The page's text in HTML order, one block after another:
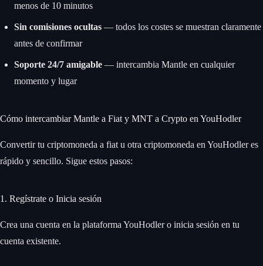
menos de 10 minutos
Sin comisiones ocultas — todos los costes se muestran claramente
antes de confirmar
Soporte 24/7 amigable — intercambia Mantle en cualquier
momento y lugar
Cómo intercambiar Mantle a Fiat y MNT a Crypto en YouHodler
Convertir tu criptomoneda a fiat u otra criptomoneda en YouHodler es
rápido y sencillo. Sigue estos pasos:
1. Regístrate o Inicia sesión
Crea una cuenta en la plataforma YouHodler o inicia sesión en tu
cuenta existente.